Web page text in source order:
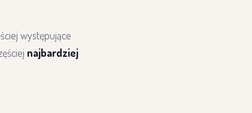
występujące
najbardziej